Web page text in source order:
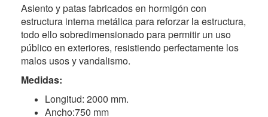
Asiento y patas fabricados en hormigón con
estructura interna metálica para reforzar la estructura,
todo ello sobredimensionado para permitir un uso
público en exteriores, resistiendo perfectamente los
malos usos y vandalismo.
Medidas:
Longitud: 2000 mm.
Ancho:750 mm